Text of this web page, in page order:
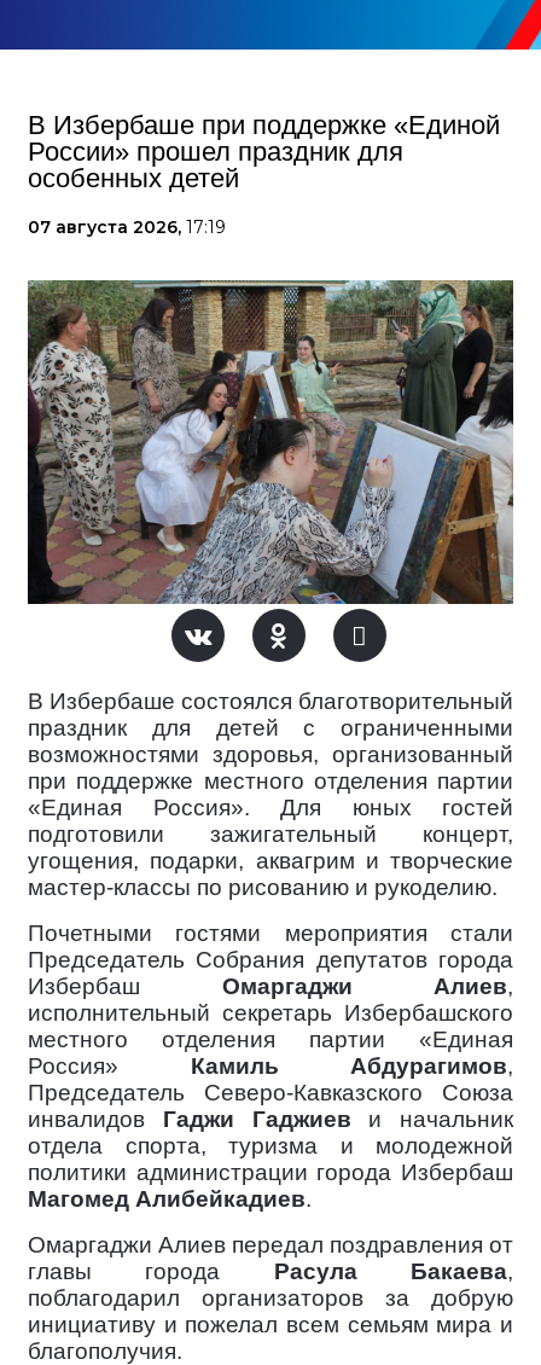
В Избербаше при поддержке «Единой
России» прошел праздник для
особенных детей
07 августа 2026, 17:19
В Избербаше состоялся благотворительный
праздник для детей с ограниченными
возможностями здоровья, организованный
при поддержке местного отделения партии
«Единая Россия». Для юных гостей
подготовили зажигательный концерт,
угощения, подарки, аквагрим и творческие
мастер-классы по рисованию и рукоделию.
Почетными гостями мероприятия стали
Председатель Собрания депутатов города
Избербаш Омаргаджи Алиев,
исполнительный секретарь Избербашского
местного отделения партии «Единая
Россия» Камиль Абдурагимов,
Председатель Северо-Кавказского Союза
инвалидов Гаджи Гаджиев и начальник
отдела спорта, туризма и молодежной
политики администрации города Избербаш
Магомед Алибейкадиев.
Омаргаджи Алиев передал поздравления от
главы города Расула Бакаева,
поблагодарил организаторов за добрую
инициативу и пожелал всем семьям мира и
благополучия.